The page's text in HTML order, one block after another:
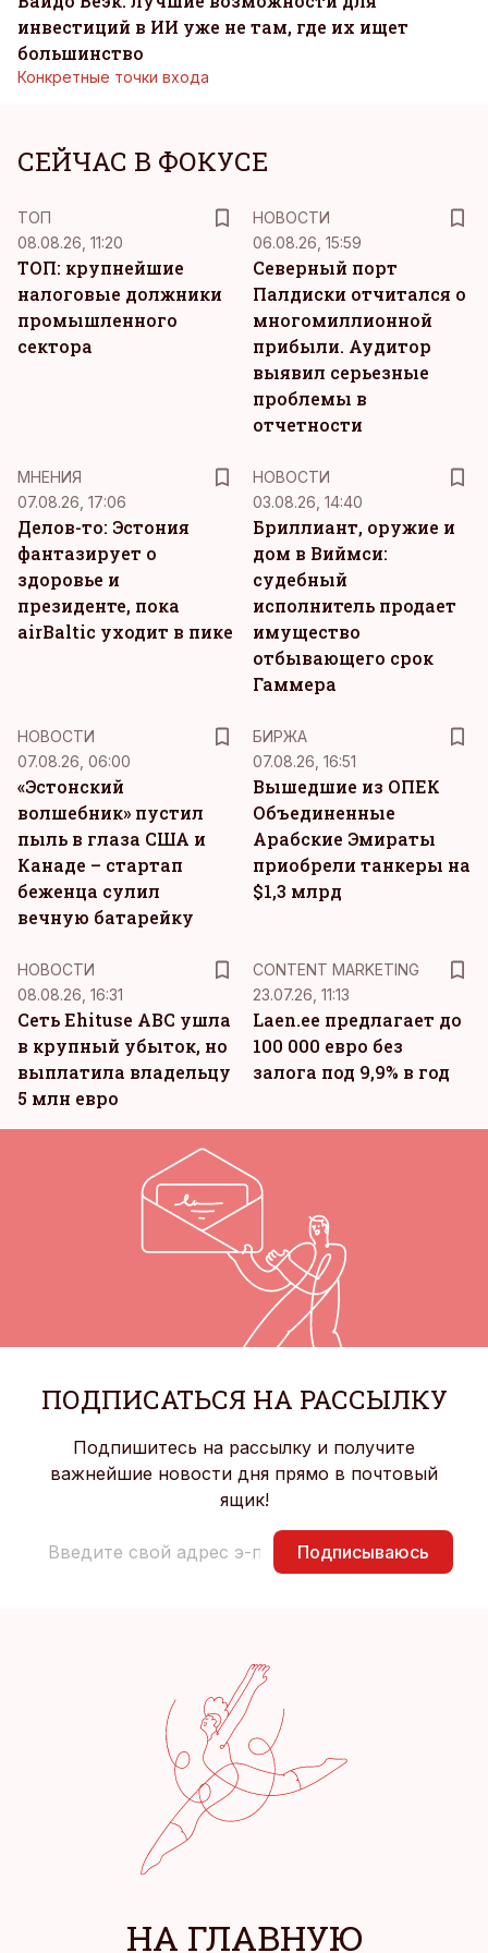
инвестиций в ИИ уже не там, где их ищет
большинство
Конкретные точки входа
СЕЙЧАС В ФОКУСЕ
ТОП
08.08.26, 11:20
ТОП: крупнейшие
налоговые должники
промышленного
сектора
НОВОСТИ
06.08.26, 15:59
Северный порт
Палдиски отчитался о
многомиллионной
прибыли. Аудитор
выявил серьезные
проблемы в
отчетности
MНЕНИЯ
07.08.26, 17:06
Делов-то: Эстония
фантазирует о
здоровье и
президенте, пока
airBaltic уходит в пике
НОВОСТИ
03.08.26, 14:40
Бриллиант, оружие и
дом в Виймси:
судебный
исполнитель продает
имущество
отбывающего срок
Гаммера
НОВОСТИ
07.08.26, 06:00
«Эстонский
волшебник» пустил
пыль в глаза США и
Канаде – стартап
беженца сулил
вечную батарейку
БИРЖА
07.08.26, 16:51
Вышедшие из ОПЕК
Объединенные
Арабские Эмираты
приобрели танкеры на
$1,3 млрд
НОВОСТИ
08.08.26, 16:31
Сеть Ehituse ABC ушла
в крупный убыток, но
выплатила владельцу
5 млн евро
CONTENT MARKETING
23.07.26, 11:13
Laen.ee предлагает до
100 000 евро без
залога под 9,9% в год
ПОДПИСАТЬСЯ НА РАССЫЛКУ
Подпишитесь на рассылку и получите
важнейшие новости дня прямо в почтовый
ящик!
Подписываюсь
НА ГЛАВНУЮ